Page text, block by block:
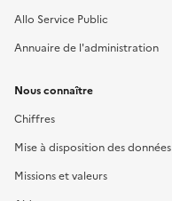
Allo Service Public
Annuaire de l'administration
Nous connaître
Chiffres
Mise à disposition des données
Missions et valeurs